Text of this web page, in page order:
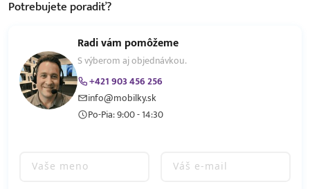
Potrebujete poradiť?
Radi vám pomôžeme
S výberom aj objednávkou.
+421 903 456 256
info@mobilky.sk
Po-Pia: 9:00 - 14:30